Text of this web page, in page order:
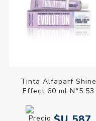
Tinta Alfaparf Shine
Effect 60 ml N°5.53